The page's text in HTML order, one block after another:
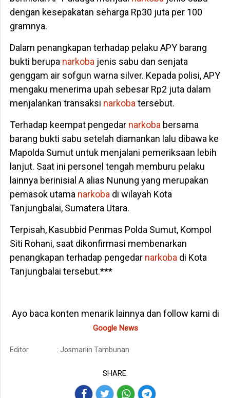
dengan kesepakatan seharga Rp30 juta per 100
gramnya.
Dalam penangkapan terhadap pelaku APY barang
bukti berupa narkoba jenis sabu dan senjata
genggam air sofgun warna silver. Kepada polisi, APY
mengaku menerima upah sebesar Rp2 juta dalam
menjalankan transaksi narkoba tersebut.
Terhadap keempat pengedarnarkoba bersama
barang bukti sabu setelah diamankan lalu dibawa ke
Mapolda Sumut untuk menjalani pemeriksaan lebih
lanjut. Saat ini personel tengah memburu pelaku
lainnya berinisial A alias Nunung yang merupakan
pemasok utama narkoba di wilayah Kota
Tanjungbalai, Sumatera Utara.
Terpisah, Kasubbid Penmas Polda Sumut, Kompol
Siti Rohani, saat dikonfirmasi membenarkan
penangkapan terhadap pengedarnarkoba di Kota
Tanjungbalai tersebut.***
Ayo baca konten menarik lainnya dan follow kami di
Google News
Editor : Josmarlin Tambunan
SHARE: